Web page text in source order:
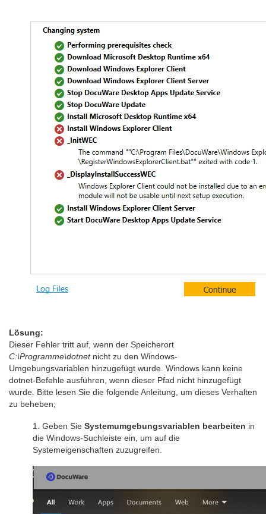
Lösung:
Dieser Fehler tritt auf, wenn der Speicherort
C:\Programme\dotnetnicht zu den Windows-
Umgebungsvariablen hinzugefügt wurde. Windows kann keine
dotnet-Befehle ausführen, wenn dieser Pfad nicht hinzugefügt
wurde. Bitte lesen Sie die folgende Anleitung, um dieses Verhalten
zu beheben;
1. Geben Sie Systemumgebungsvariablen bearbeiten in
die Windows-Suchleiste ein, um auf die
Systemeigenschaften zuzugreifen.